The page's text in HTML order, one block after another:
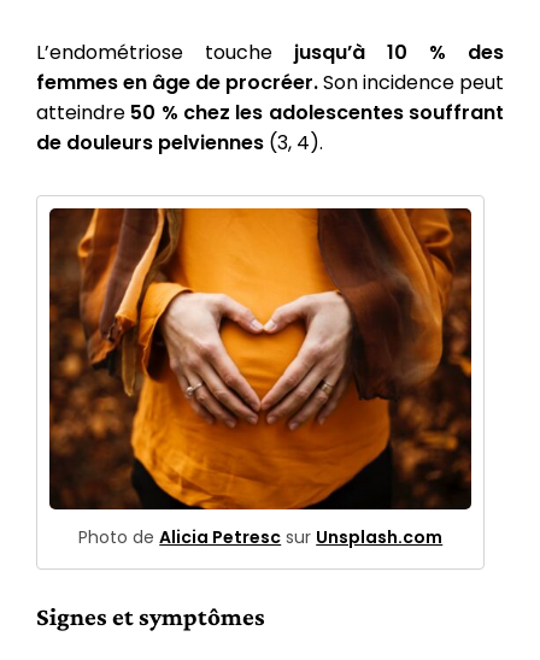
L’endométriose touche jusqu’à 10 % des
femmes en âge de procréer.Son incidence peut
atteindre 50 % chez les adolescentes souffrant
de douleurs pelviennes (3, 4).
Photo deAlicia Petresc sur Unsplash.com
Signes et symptômes